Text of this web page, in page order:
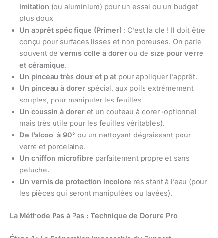
imitation (ou aluminium) pour un essai ou un budget
plus doux.
Un apprêt spécifique (Primer) : C’est la clé ! Il doit être
conçu pour surfaces lisses et non poreuses. On parle
souvent de vernis colle à dorer ou de size pour verre
et céramique.
Un pinceau très doux et plat pour appliquer l’apprêt.
Un pinceau à dorer spécial, aux poils extrêmement
souples, pour manipuler les feuilles.
Un coussin à dorer et un couteau à dorer (optionnel
mais très utile pour les feuilles véritables).
De l’alcool à 90° ou un nettoyant dégraissant pour
verre et porcelaine.
Un chiffon microfibre parfaitement propre et sans
peluche.
Un vernis de protection incolore résistant à l’eau (pour
les pièces qui seront manipulées ou lavées).
La Méthode Pas à Pas : Technique de Dorure Pro